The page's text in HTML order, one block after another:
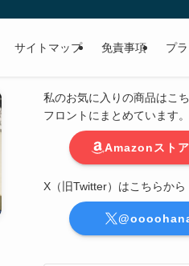
サイトマップ 免責事項 プ
私のお気に入りの商品はこ
フロントにまとめています。
Amazonストア
X（旧Twitter）はこちらから